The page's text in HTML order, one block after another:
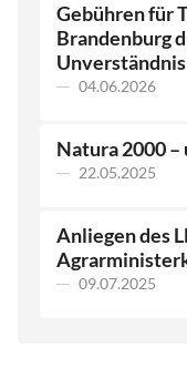
Gebühren für
Brandenburg
Unverständnis
04.06.2026
Natura 2000 –
22.05.2025
Anliegen des
09.07.2025